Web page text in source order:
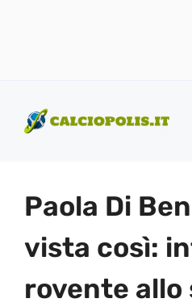
contenuto
Paola Di
vista così:
rovente allo